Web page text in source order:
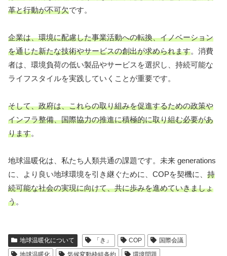
革と行動が不可欠です。
企業は、環境に配慮した事業活動への転換、イノベーション
を通じた新たな技術やサービスの創出が求められます。消費
者は、環境負荷の低い製品やサービスを選択し、持続可能な
ライフスタイルを実践していくことが重要です。
そして、政府は、これらの取り組みを促進するための政策や
インフラ整備、国際協力の推進に積極的に取り組む必要があ
ります。
地球温暖化は、私たち人類共通の課題です。未来 generations
に、より良い地球環境を引き継ぐために、COPを契機に、 持
続可能な社会の実現に向けて、共に歩みを進めていきましょ
う。
地球温暖化について 「き」 COP
国際会議
地球温暖化
気候変動枠組条約 環境問題